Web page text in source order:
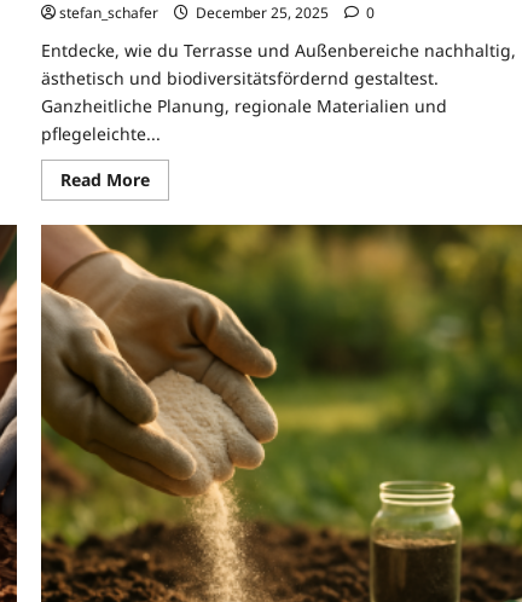
stefan_schafer December 25, 2025 0
Entdecke, wie du Terrasse und Außenbereiche nachhaltig,
ästhetisch und biodiversitätsfördernd gestaltest.
Ganzheitliche Planung, regionale Materialien und
pflegeleichte...
Read MoreRead
more
Terrassen-
und
Aufenthaltsbereiche:
Naturnahe
Gestaltung
von
Economics
of
Nature